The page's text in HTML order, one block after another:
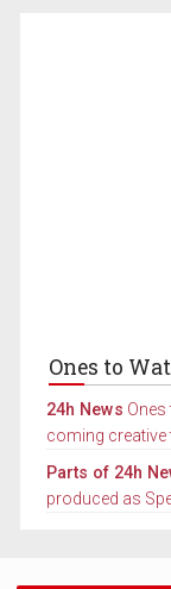
Ones to
24h News
coming creative
Parts of 24h
produced as